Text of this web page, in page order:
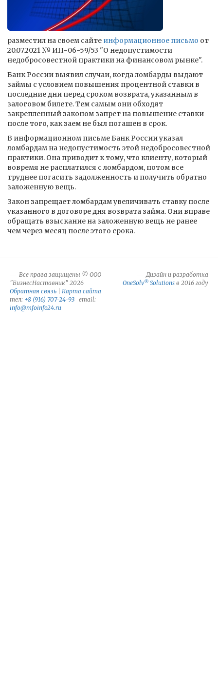
разместил на своем сайте информационное письмо от
20.07.2021 № ИН-06-59/53 "О недопустимости
недобросовестной практики на финансовом рынке".
Банк России выявил случаи, когда ломбарды выдают
займы с условием повышения процентной ставки в
последние дни перед сроком возврата, указанным в
залоговом билете. Тем самым они обходят
закрепленный законом запрет на повышение ставки
после того, как заем не был погашен в срок.
В информационном письме Банк России указал
ломбардам на недопустимость этой недобросовестной
практики. Она приводит к тому, что клиенту, который
вовремя не расплатился с ломбардом, потом все
труднее погасить задолженность и получить обратно
заложенную вещь.
Закон запрещает ломбардам увеличивать ставку после
указанного в договоре дня возврата займа. Они вправе
обращать взыскание на заложенную вещь не ранее
чем через месяц после этого срока.
Все права защищены © ООО
"БизнесНаставник" 2026
Обратная связь
Карта сайта
тел: +8 (916) 707-24-93 email:
info@mfoinfo24.ru
Дизайн и разработка
OneSolv® Solutions в 2016 году